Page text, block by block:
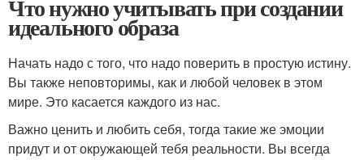
Что нужно учитывать при создании
идеального образа
Начать надо с того, что надо поверить в простую истину.
Вы также неповторимы, как и любой человек в этом
мире. Это касается каждого из нас.
Важно ценить и любить себя, тогда такие же эмоции
придут и от окружающей тебя реальности. Вы всегда